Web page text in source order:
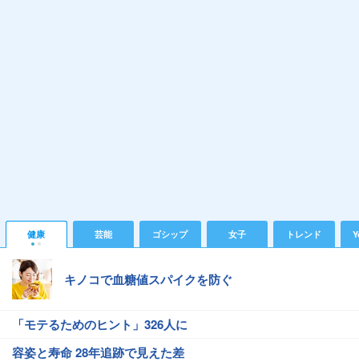
健康 芸能 ゴシップ 女子 トレンド
キノコで血糖値スパイクを防ぐ
「モテるためのヒント」326人に
容姿と寿命 28年追跡で見えた差